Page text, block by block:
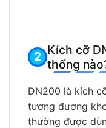
Kích cỡ
thống
DN200 là kích
tương đương
thường được